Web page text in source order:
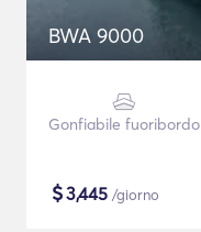
BWA 9000
Gonfiabile fuoribordo
$3,445 /giorno